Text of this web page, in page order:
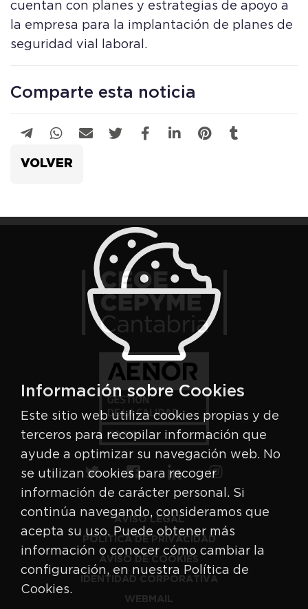
cuentan con planes y estrategias de apoyo a
la empresa para la implantación de planes de
seguridad vial laboral.
Comparte esta noticia
VOLVER
AVISO LEGAL
POLÍTICA DE PRIVACIDAD
AVISO DE COOKIES
IDENTIDAD CORPORATIVA
WEBMAIL
Información sobre Cookies
Este sitio web utiliza cookies propias y de
terceros para recopilar información que
ayude a optimizar su navegación web. No
se utilizan cookies para recoger
información de carácter personal. Si
continúa navegando, consideramos que
acepta su uso. Puede obtener más
información o conocer cómo cambiar la
configuración, en nuestra Política de
Cookies.